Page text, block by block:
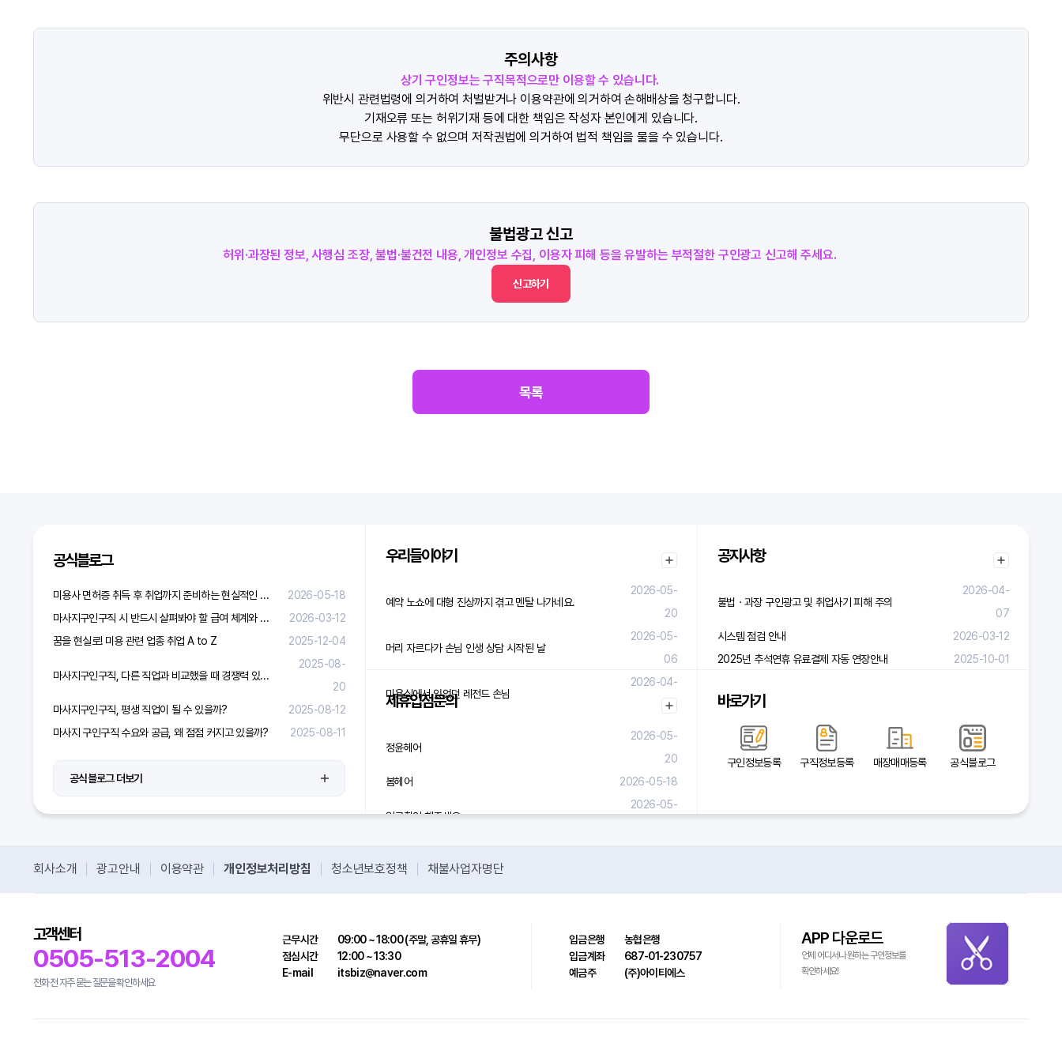
주의사항
상기 구인정보는 구직목적으로만 이용할 수 있습니다.
위반시 관련법령에 의거하여 처벌받거나 이용약관에 의거하여 손해배상을 청구합니다.
기재오류 또는 허위기재 등에 대한 책임은 작성자 본인에게 있습니다.
무단으로 사용할 수 없으며 저작권법에 의거하여 법적 책임을 물을 수 있습니다.
불법광고 신고
허위·과장된 정보, 사행심 조장, 불법·불건전 내용, 개인정보 수집, 이용자 피해 등을 유발하는 부적절한 구인광고 신고해 주세요.
신고하기
목록
공식블로그
미용사 면허증 취득 후 취업까지 준비하는 현실적인 방법
2026-05-18
마사지구인구직 시 반드시 살펴봐야 할 급여 체계와 합리적 보상 가이드
2026-03-12
꿈을 현실로! 미용 관련 업종 취업 A to Z
2025-12-04
마사지구인구직, 다른 직업과 비교했을 때 경쟁력 있을까?
2025-08-
20
마사지구인구직, 평생 직업이 될 수 있을까?
2025-08-12
마사지 구인구직 수요와 공급, 왜 점점 커지고 있을까?
2025-08-11
공식블로그 더보기
우리들이야기
예약 노쇼에 대형 진상까지 겪고 멘탈 나가네요.
2026-05-
20
머리 자르다가 손님 인생 상담 시작된 날
2026-05-
06
미용실에서 있었던 레전드 손님
2026-04-
29
제휴입점문의
정윤헤어
2026-05-
20
봄헤어
2026-05-18
입금확인 해주세요.
2026-05-
공지사항
불법ㆍ과장 구인광고 및 취업사기 피해 주의
2026-04-
07
시스템 점검 안내
2026-03-12
2025년 추석연휴 유료결제 자동 연장안내
2025-10-01
바로가기
구인정보등록 구직정보등록 매장매매등록 공식블로그
회사소개 광고안내 이용약관 개인정보처리방침 청소년보호정책 채불사업자명단
고객센터
0505-513-2004
전화 전 자주 묻는 질문을 확인하세요
근무시간
09:00 ~ 18:00 (주말, 공휴일 휴무)
점심시간
12:00 ~ 13:30
E-mail
itsbiz@naver.com
입금은행
농협은행
입금계좌
687-01-230757
예금주
(주)아이티에스
APP 다운로드
언제 어디서나 원하는 구인정보를
확인하세요!